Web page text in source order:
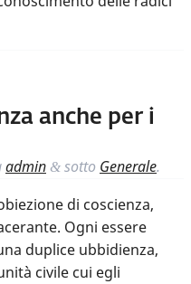
anche per i
admin & sotto Generale.
di coscienza,
Ogni essere
duplice ubbidienza,
civile cui egli